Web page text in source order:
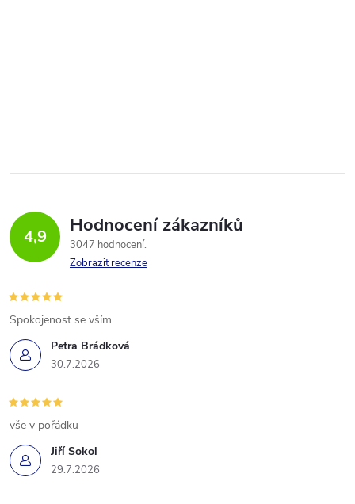
4,9 Hodnocení zákazníků
3047 hodnocení
Zobrazit recenze
Petra Brádková
30.7.2026
Spokojenost se vším.
Jiří Sokol
29.7.2026
vše v pořádku